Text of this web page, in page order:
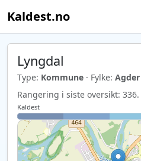
Kaldest.no
Lyngdal
Type: Kommune · Fylke: Agder
Rangering i siste oversikt:
Kaldest